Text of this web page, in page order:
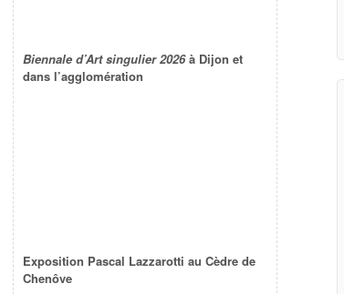
Biennale d’Art singulier 2026à Dijon et
dans l’agglomération
Exposition Pascal Lazzarotti au Cèdre de
Chenôve